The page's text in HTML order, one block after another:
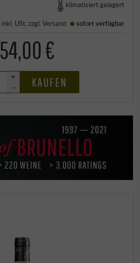
klimatisiert gelagert
inkl. USt , zzgl.Versand sofort verfügbar
54,00 €
+
–
KAUFEN